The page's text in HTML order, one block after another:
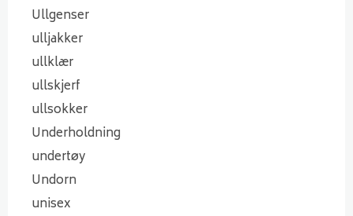
Ullgenser
ulljakker
ullklær
ullskjerf
ullsokker
Underholdning
undertøy
Undorn
unisex